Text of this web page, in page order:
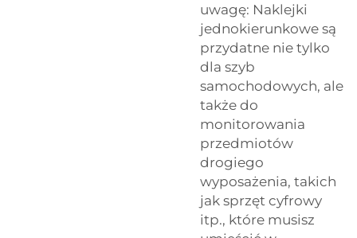
uwagę: Naklejki
jednokierunkowe są
przydatne nie tylko
dla szyb
samochodowych, ale
także do
monitorowania
przedmiotów
drogiego
wyposażenia, takich
jak sprzęt cyfrowy
itp., które musisz